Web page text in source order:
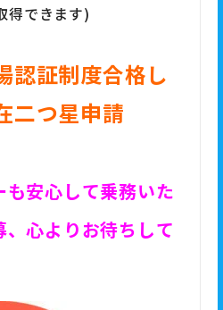
得できます)
認証制度合格し
二つ星申請
安心して乗務いた
心よりお待ちして